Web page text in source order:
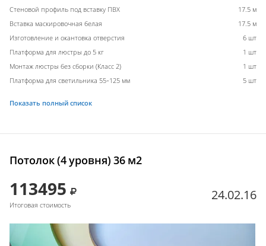
Стеновой профиль под вставку ПВХ
17.5 м
Вставка маскировочная белая
17.5 м
Изготовление и окантовка отверстия
6 шт
Платформа для люстры до 5 кг
1 шт
Монтаж люстры без сборки (Класс 2)
1 шт
Платформа для светильника 55-125 мм
5 шт
Показать полный список
Потолок (4 уровня) 36 м2
113495
Итоговая стоимость
24.02.16